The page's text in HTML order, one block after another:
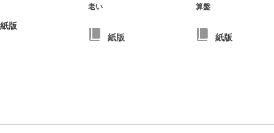
紙版
老い
紙版
算盤
紙版